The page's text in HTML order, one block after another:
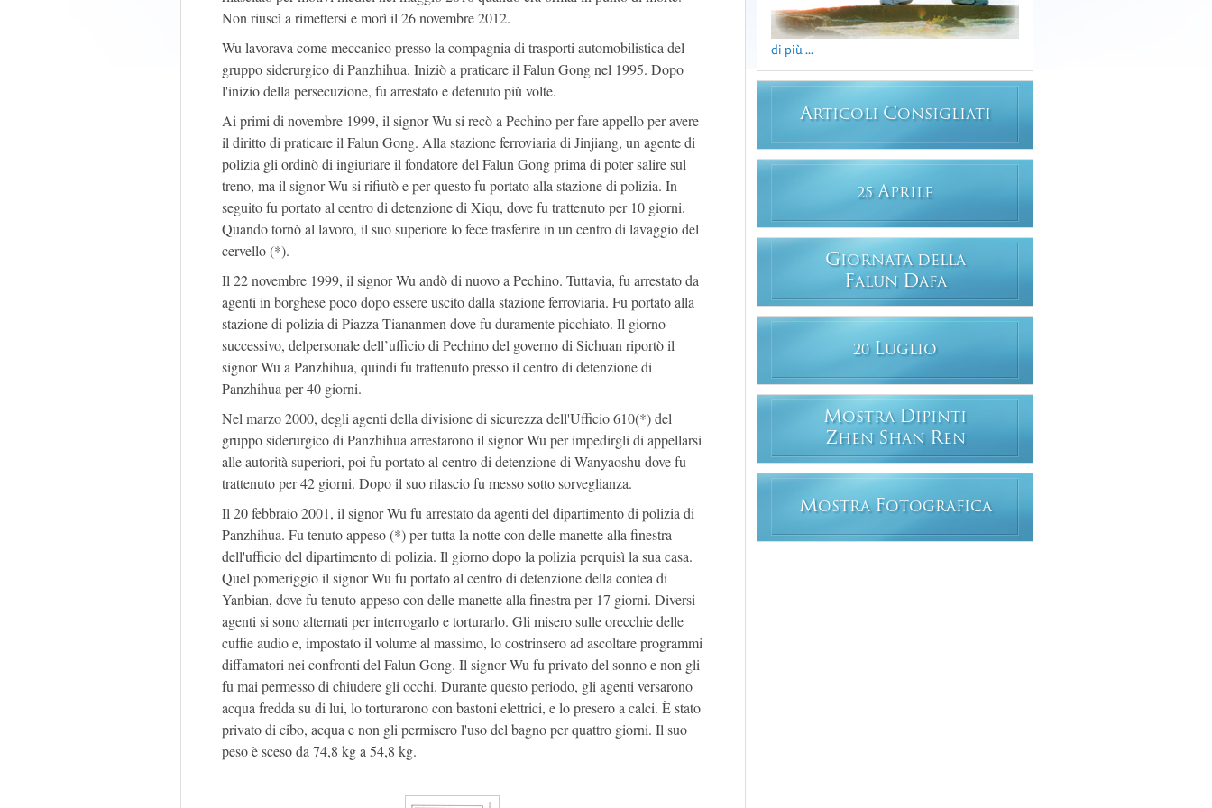
Non riuscì a rimettersi e morì il 26 novembre 2012.
Wu lavorava come meccanico presso la compagnia di trasporti automobilistica del
gruppo siderurgico di Panzhihua. Iniziò a praticare il Falun Gong nel 1995. Dopo
l'inizio della persecuzione, fu arrestato e detenuto più volte.
Ai primi di novembre 1999, il signor Wu si recò a Pechino per fare appello per avere
il diritto di praticare il Falun Gong. Alla stazione ferroviaria di Jinjiang, un agente di
polizia gli ordinò di ingiuriare il fondatore del Falun Gong prima di poter salire sul
treno, ma il signor Wu si rifiutò e per questo fu portato alla stazione di polizia. In
seguito fu portato al centro di detenzione di Xiqu, dove fu trattenuto per 10 giorni.
Quando tornò al lavoro, il suo superiore lo fece trasferire in un centro di lavaggio del
cervello (*).
Il 22 novembre 1999, il signor Wu andò di nuovo a Pechino. Tuttavia, fu arrestato da
agenti in borghese poco dopo essere uscito dalla stazione ferroviaria. Fu portato alla
stazione di polizia di Piazza Tiananmen dove fu duramente picchiato. Il giorno
successivo, delpersonale dell’ufficio di Pechino del governo di Sichuan riportò il
signor Wu a Panzhihua, quindi fu trattenuto presso il centro di detenzione di
Panzhihua per 40 giorni.
Nel marzo 2000, degli agenti della divisione di sicurezza dell'Ufficio 610(*) del
gruppo siderurgico di Panzhihua arrestarono il signor Wu per impedirgli di appellarsi
alle autorità superiori, poi fu portato al centro di detenzione di Wanyaoshu dove fu
trattenuto per 42 giorni. Dopo il suo rilascio fu messo sotto sorveglianza.
Il 20 febbraio 2001, il signor Wu fu arrestato da agenti del dipartimento di polizia di
Panzhihua. Fu tenuto appeso (*) per tutta la notte con delle manette alla finestra
dell'ufficio del dipartimento di polizia. Il giorno dopo la polizia perquisì la sua casa.
Quel pomeriggio il signor Wu fu portato al centro di detenzione della contea di
Yanbian, dove fu tenuto appeso con delle manette alla finestra per 17 giorni. Diversi
agenti si sono alternati per interrogarlo e torturarlo. Gli misero sulle orecchie delle
cuffie audio e, impostato il volume al massimo, lo costrinsero ad ascoltare programmi
diffamatori nei confronti del Falun Gong. Il signor Wu fu privato del sonno e non gli
fu mai permesso di chiudere gli occhi. Durante questo periodo, gli agenti versarono
acqua fredda su di lui, lo torturarono con bastoni elettrici, e lo presero a calci. È stato
privato di cibo, acqua e non gli permisero l'uso del bagno per quattro giorni. Il suo
peso è sceso da 74,8 kg a 54,8 kg.
di più ...
ARTICOLI CONSIGLIATI
25 APRILE
GIORNATA DELLA
FALUN DAFA
20 LUGLIO
MOSTRA DIPINTI
ZHEN SHAN REN
MOSTRA FOTOGRAFICA